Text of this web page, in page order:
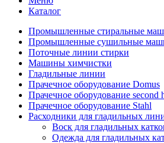
Каталог
Промышленные стиральные
Промышленные сушильные
Поточные линии стирки
Машины химчистки
Гладильные линии
Прачечное оборудование Domus
Прачечное оборудование second
Прачечное оборудование Stahl
Расходники для гладильных
Воск для гладильных
Одежда для гладильных